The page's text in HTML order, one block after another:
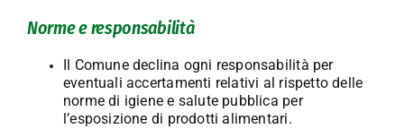
Norme e responsabilità
Il Comune declina ogni responsabilità per
eventuali accertamenti relativi al rispetto delle
norme di igiene e salute pubblica per
l’esposizione di prodotti alimentari.